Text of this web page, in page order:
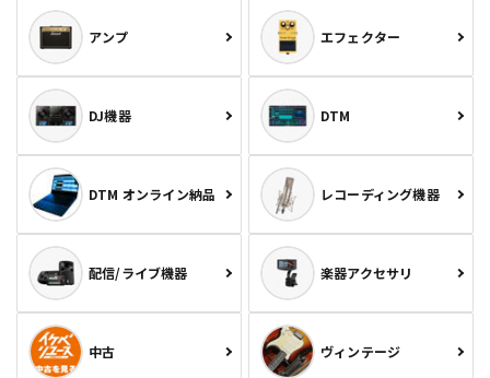
アンプ エフェクター
DJ機器 DTM
DTM オンライン納品 レコーディング機器
配信/ライブ機器 楽器アクセサリ
中古 ヴィンテージ